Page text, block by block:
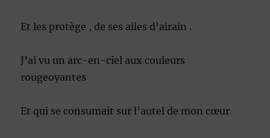
Et les protège , de ses ailes d’airain .
J’ai vu un arc-en-ciel aux couleurs
rougeoyantes
Et qui se consumait sur l’autel de mon cœur